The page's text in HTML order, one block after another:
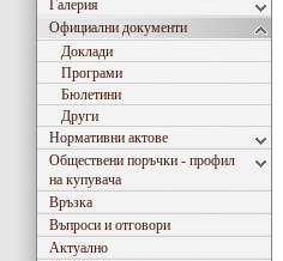
Галерия
Официални документи
Доклади
Програми
Бюлетини
Други
Нормативни актове
Обществени поръчки - профил
на купувача
Връзка
Въпроси и отговори
Актуално